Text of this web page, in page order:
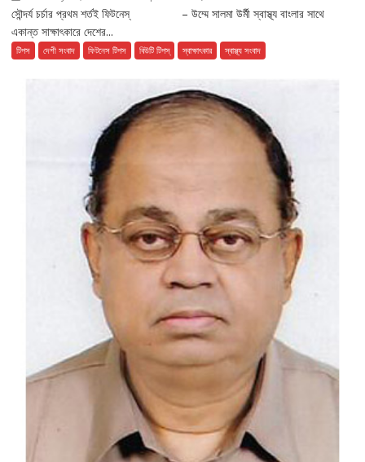
সৌন্দর্য চর্চার প্রথম শর্তই ফিটনেস্ – উম্মে সালমা উর্মী স্বাস্থ্য বাংলার সাথে
একান্ত সাক্ষাৎকারে দেশের...
টিপস দেশী সংবাদ ফিটনেস টিপস বিউটি টিপস্ স্বাক্ষাৎকার স্বাস্থ্য সংবাদ